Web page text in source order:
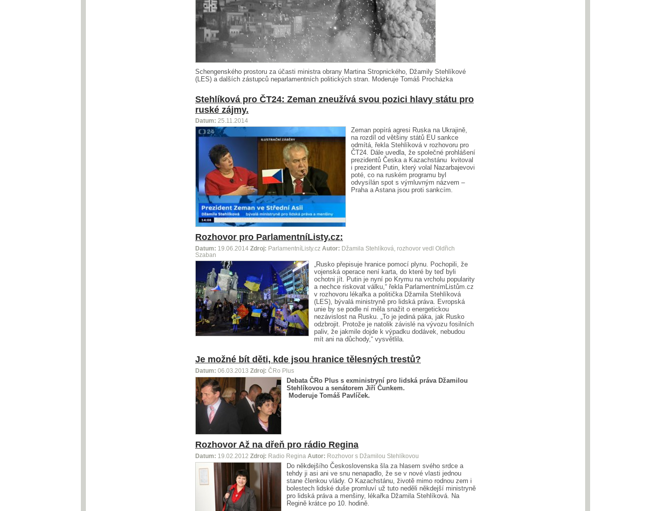
Schengenského prostoru za účasti ministra obrany Martina Stropnického, Džamily Stehlíkové
(LES) a dalších zástupců neparlamentních politických stran. Moderuje Tomáš Procházka
Stehlíková pro ČT24: Zeman zneužívá svou pozici hlavy státu pro
ruské zájmy.
Datum: 25.11.2014
Zeman popírá agresi Ruska na Ukrajině,
na rozdíl od většiny států EU sankce
odmítá, řekla Stehlíková v rozhovoru pro
ČT24. Dále uvedla, že společné prohlášení
prezidentů Česka a Kazachstánu kvitoval
i prezident Putin, který volal Nazarbajevovi
poté, co na ruském programu byl
odvysílán spot s výmluvným názvem –
Praha a Astana jsou proti sankcím.
Rozhovor pro ParlamentníListy.cz:
Datum: 19.06.2014 Zdroj: ParlamentníListy.cz Autor: Džamila Stehlíková, rozhovor vedl Oldřich
Szaban
„Rusko přepisuje hranice pomocí plynu. Pochopili, že
vojenská operace není karta, do které by teď byli
ochotni jít. Putin je nyní po Krymu na vrcholu popularity
a nechce riskovat válku,“ řekla ParlamentnímListům.cz
v rozhovoru lékařka a politička Džamila Stehlíková
(LES), bývalá ministryně pro lidská práva. Evropská
unie by se podle ní měla snažit o energetickou
nezávislost na Rusku. „To je jediná páka, jak Rusko
odzbrojit. Protože je natolik závislé na vývozu fosilních
paliv, že jakmile dojde k výpadku dodávek, nebudou
mít ani na důchody,“ vysvětlila.
Je možné bít děti, kde jsou hranice tělesných trestů?
Datum: 06.03.2013 Zdroj: ČRo Plus
Debata ČRo Plus s exministryní pro lidská práva Džamilou
Stehlíkovou a senátorem Jiří Čunkem.
Moderuje Tomáš Pavlíček.
Rozhovor Až na dřeň pro rádio Regina
Datum: 19.02.2012 Zdroj: Radio Regina Autor: Rozhovor s Džamilou Stehlíkovou
Do někdejšího Československa šla za hlasem svého srdce a
tehdy ji asi ani ve snu nenapadlo, že se v nové vlasti jednou
stane členkou vlády. O Kazachstánu, životě mimo rodnou zem i
bolestech lidské duše promluví už tuto neděli někdejší ministryně
pro lidská práva a menšiny, lékařka Džamila Stehlíková. Na
Regině krátce po 10. hodině.